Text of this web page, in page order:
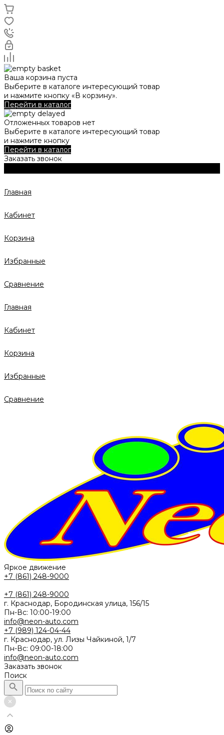
Ваша корзина пуста
Выберите в каталоге интересующий товар
и нажмите кнопку «В корзину».
Перейти в каталог
Отложенных товаров нет
Выберите в каталоге интересующий товар
и нажмите кнопку
Перейти в каталог
Заказать звонок
Главная
Кабинет
Корзина
Избранные
Сравнение
Главная
Кабинет
Корзина
Избранные
Сравнение
Яркое движение
+7 (861) 248-9000
+7 (861) 248-9000
г. Краснодар, Бородинская улица, 156/15
Пн-Вс: 10:00-19:00
info@neon-auto.com
+7 (989) 124-04-44
г. Краснодар, ул. Лизы Чайкиной, 1/7
Пн-Вс: 09:00-18:00
info@neon-auto.com
Заказать звонок
Поиск